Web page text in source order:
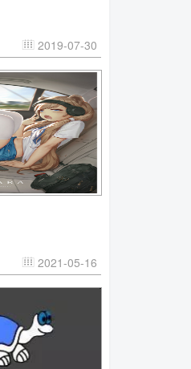
 2019-07-30
 2021-05-16